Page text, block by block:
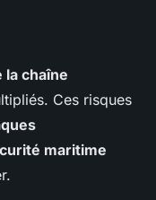
la chaîne
Ces risques
maritime